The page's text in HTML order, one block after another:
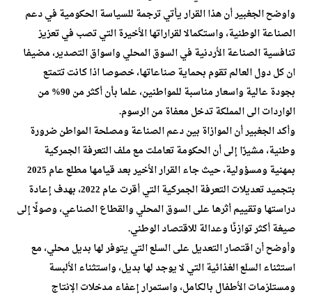
واوضح الجغبير أن هذا القرار يأتي ترجمة للسياسة الحكومية في دعم
الصناعة الوطنية، واستكمالا لقراراتها الأخيرة التي تصب في تعزيز
تنافسية الصناعة الأردنية في السوق المحلي واسواق التصدير، مضيفا
ان كل دول العالم تقوم بحماية صناعاتها، خصوصا اذا كانت تتمتع
بجودة عالية واسعار مناسبة للمواطنين، علما بأن أكثر من 90% من
الواردات الى المملكة تدخل معفاة من الرسوم.
وأكد الجغبير أن الموازاة بين دعم الصناعة ومصلحة المواطن ضرورة
وطنية، مشيرًا إلى أن الحكومة تعاملت مع ملف التعرفة الجمركية
بمهنية ومسؤولية، حيث جاء القرار الأخير بعد قيامها مطلع عام 2025
بتجميد تعديلات التعرفة الجمركية التي أقرت عام 2022، بهدف إعادة
دراستها وتقييم أثرها على السوق المحلي والقطاع الصناعي، وصولًا إلى
صيغة أكثر توازنًا وعدالة للاقتصاد الوطني.
وأوضح أن اقتصار التعديل على السلع التي يتوفر لها بديل محلي، مع
استثناء السلع الغذائية التي لا يوجد لها بديل، واستثناء الألبسة
ومستلزمات الأطفال بالكامل، واستمرار إعفاء مدخلات الإنتاج